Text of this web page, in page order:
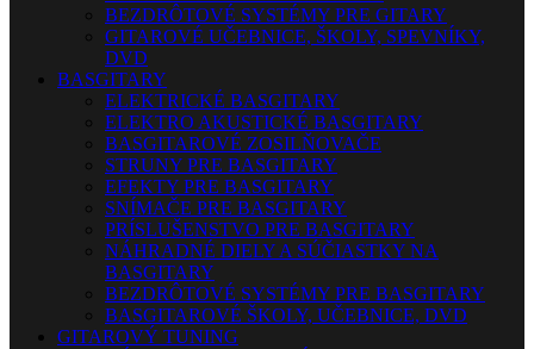
BEZDRÔTOVÉ SYSTÉMY PRE GITARY
GITAROVÉ UČEBNICE, ŠKOLY, SPEVNÍKY,
DVD
BASGITARY
ELEKTRICKÉ BASGITARY
ELEKTRO AKUSTICKÉ BASGITARY
BASGITAROVÉ ZOSILŇOVAČE
STRUNY PRE BASGITARY
EFEKTY PRE BASGITARY
SNÍMAČE PRE BASGITARY
PRÍSLUŠENSTVO PRE BASGITARY
NÁHRADNÉ DIELY A SÚČIASTKY NA
BASGITARY
BEZDRÔTOVÉ SYSTÉMY PRE BASGITARY
BASGITAROVÉ ŠKOLY, UČEBNICE, DVD
GITAROVÝ TUNING